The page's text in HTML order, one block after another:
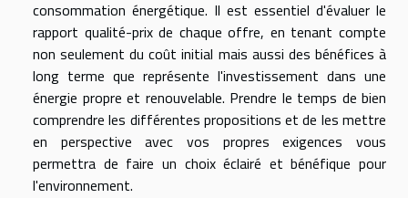
consommation énergétique. Il est essentiel d'évaluer le
rapport qualité-prix de chaque offre, en tenant compte
non seulement du coût initial mais aussi des bénéfices à
long terme que représente l'investissement dans une
énergie propre et renouvelable. Prendre le temps de bien
comprendre les différentes propositions et de les mettre
en perspective avec vos propres exigences vous
permettra de faire un choix éclairé et bénéfique pour
l'environnement.